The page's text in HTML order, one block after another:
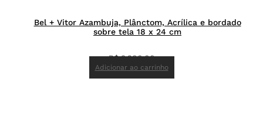
Bel + Vitor Azambuja, Plânctom, Acrílica e bordado
sobre tela 18 x 24 cm
R$3.200,00
Adicionar ao carrinho